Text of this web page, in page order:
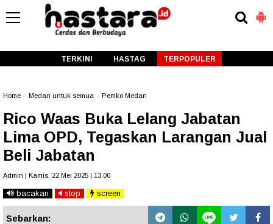
TERKINI HASTAG TERPOPULER
Home Medan untuk semua Pemko Medan
Rico Waas Buka Lelang Jabatan
Lima OPD, Tegaskan Larangan Jual
Beli Jabatan
Admin | Kamis, 22 Mei 2025 | 13.00
bacakan stop screen
Sebarkan: